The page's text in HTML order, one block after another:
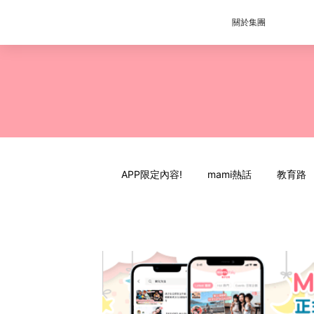
關於集團
APP限定內容! mami熱話 教育路